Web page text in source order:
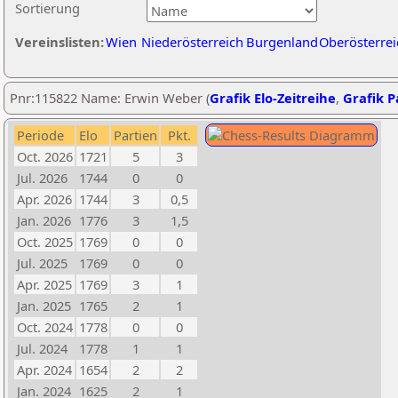
Sortierung
Vereinslisten:Wien Niederösterreich Burgenland
Pnr:115822 Name: Erwin Weber (Grafik Elo-Zeitreihe, Grafik
Periode Elo Partien
Pkt.
Oct. 2026 1721 5
3
Jul. 2026
1744 0
0
Apr. 2026 1744 3
0,5
Jan. 2026 1776 3
1,5
Oct. 2025 1769 0
0
Jul. 2025
1769 0
0
Apr. 2025 1769 3
1
Jan. 2025 1765 2
1
Oct. 2024 1778 0
0
Jul. 2024
1778 1
1
Apr. 2024 1654 2
2
Jan. 2024 1625 2 1